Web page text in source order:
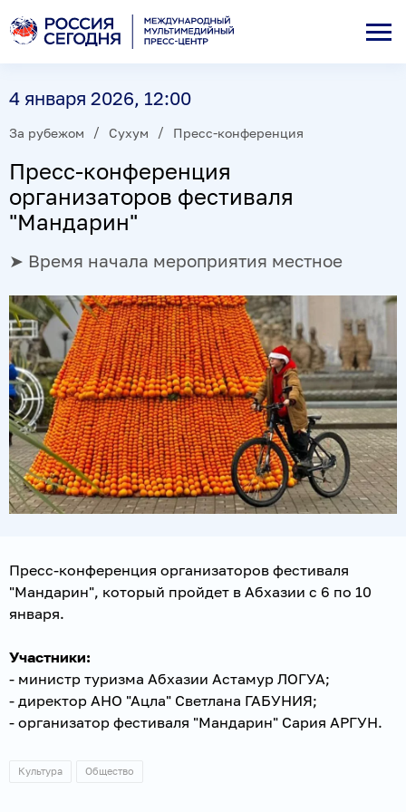
4 января 2026, 12:00
За рубежом Сухум Пресс-конференция
Пресс-конференция
организаторов фестиваля
"Мандарин"
➤ Время начала мероприятия местное
Пресс-конференция организаторов фестиваля
"Мандарин", который пройдет в Абхазии с 6 по 10
января.
Участники:
- министр туризма Абхазии Астамур ЛОГУА;
- директор АНО "Ацла" Светлана ГАБУНИЯ;
- организатор фестиваля "Мандарин" Сария АРГУН.
Культура Общество